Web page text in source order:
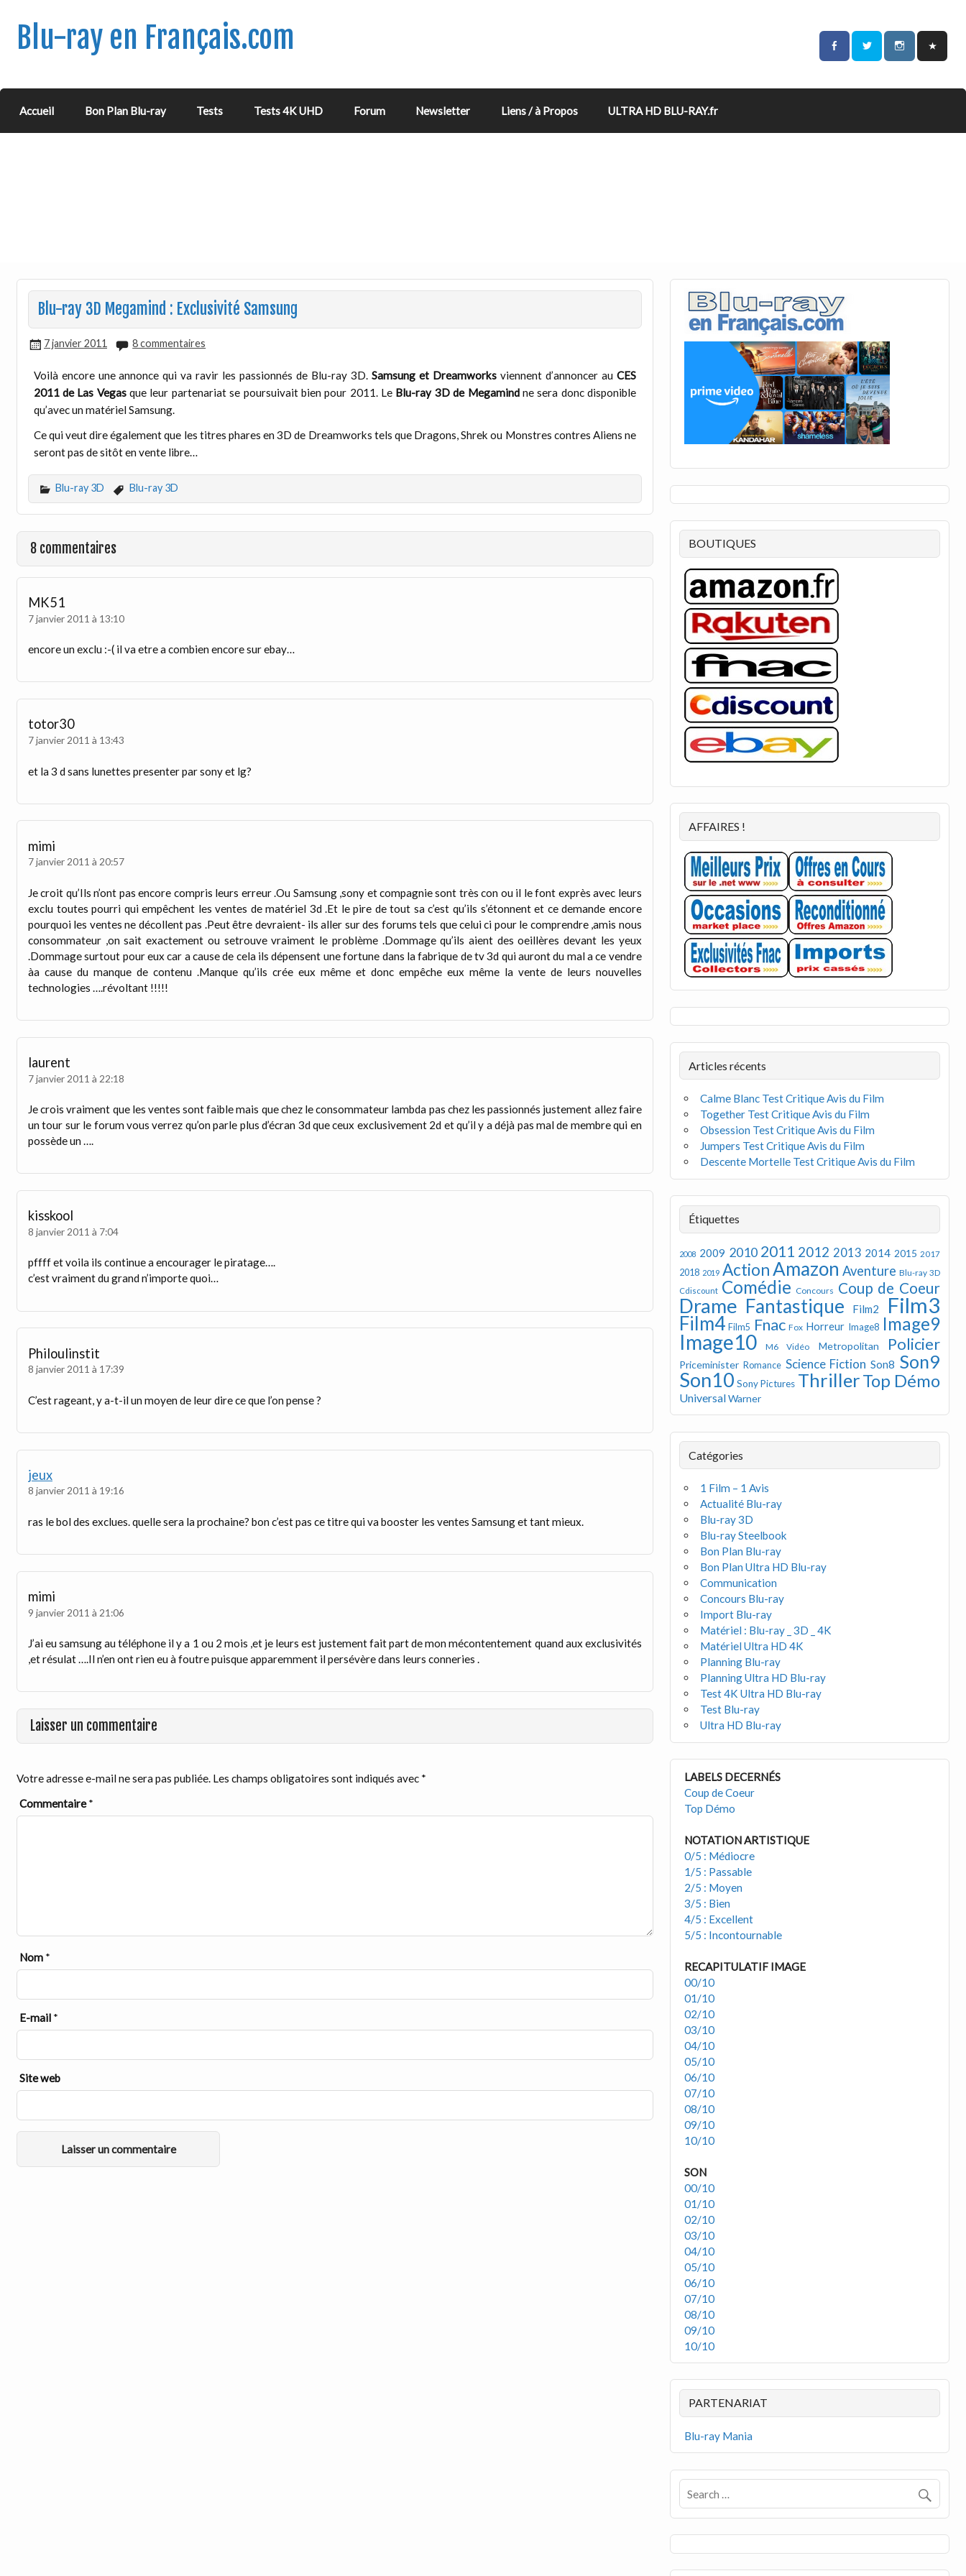
Blu-ray en Français.com
Accueil Bon Plan Blu-ray Tests Tests 4K UHD Forum Newsletter Liens / à Propos ULTRA HD BLU-RAY.fr
Blu-ray 3D Megamind : Exclusivité Samsung
7 janvier 2011 8 commentaires
Voilà encore une annonce qui va ravir les passionnés de Blu-ray 3D.Samsung et Dreamworks viennent d’annoncer auCES
2011 de Las Vegasque leur partenariat se poursuivait bien pour 2011. Le Blu-ray 3D de Megamindne sera donc disponible
qu’avec un matériel Samsung.
Ce qui veut dire également que les titres phares en 3D de Dreamworks tels que Dragons, Shrek ou Monstres contres Aliens ne
seront pas de sitôt en vente libre…
Blu-ray 3D Blu-ray 3D
8 commentaires
MK51
7 janvier 2011 à 13:10
encore un exclu :-( il va etre a combien encore sur ebay…
totor30
7 janvier 2011 à 13:43
et la 3 d sans lunettes presenter par sony et lg?
mimi
7 janvier 2011 à 20:57
Je croit qu’Ils n’ont pas encore compris leurs erreur .Ou Samsung ,sony et compagnie sont très con ou il le font exprès avec leurs
exclu toutes pourri qui empêchent les ventes de matériel 3d .Et le pire de tout sa c’est qu’ils s’étonnent et ce demande encore
pourquoi les ventes ne décollent pas .Peut être devraient- ils aller sur des forums tels que celui ci pour le comprendre ,amis nous
consommateur ,on sait exactement ou setrouve vraiment le problème .Dommage qu’ils aient des oeillères devant les yeux
.Dommage surtout pour eux car a cause de cela ils dépensent une fortune dans la fabrique de tv 3d qui auront du mal a ce vendre
àa cause du manque de contenu .Manque qu’ils crée eux même et donc empêche eux même la vente de leurs nouvelles
technologies ….révoltant !!!!!
laurent
7 janvier 2011 à 22:18
Je crois vraiment que les ventes sont faible mais que chez le consommateur lambda pas chez les passionnés justement allez faire
un tour sur le forum vous verrez qu’on parle plus d’écran 3d que ceux exclusivement 2d et qu’il y a déjà pas mal de membre qui en
possède un ….
kisskool
8 janvier 2011 à 7:04
pffff et voila ils continue a encourager le piratage….
c’est vraiment du grand n’importe quoi…
Philoulinstit
8 janvier 2011 à 17:39
C’est rageant, y a-t-il un moyen de leur dire ce que l’on pense ?
jeux
8 janvier 2011 à 19:16
ras le bol des exclues. quelle sera la prochaine? bon c’est pas ce titre qui va booster les ventes Samsung et tant mieux.
mimi
9 janvier 2011 à 21:06
J’ai eu samsung au téléphone il y a 1 ou 2 mois ,et je leurs est justement fait part de mon mécontentement quand aux exclusivités
,et résulat ….Il n’en ont rien eu à foutre puisque apparemment il persévère dans leurs conneries .
Laisser un commentaire
Votre adresse e-mail ne sera pas publiée. Les champs obligatoires sont indiqués avec *
Commentaire*
Nom *
E-mail *
Site web
BOUTIQUES
AFFAIRES !
Articles récents
Calme Blanc Test Critique Avis du Film
Together Test Critique Avis du Film
Obsession Test Critique Avis du Film
Jumpers Test Critique Avis du Film
Descente Mortelle Test Critique Avis du Film
Étiquettes
2008 2009 2010 2011 2012 2013 2014 2015 2017
2018 2019 ActionAmazon Aventure Blu-ray 3D
Cdiscount Comédie Concours Coup de Coeur
Drame Fantastique Film2 Film3
Film4 Film5 Fnac Fox Horreur Image8 Image9
Image10 M6 Vidéo Metropolitan Policier
Priceminister Romance Science Fiction Son8 Son9
Son10 Sony Pictures ThrillerTop Démo
UniversalWarner
Catégories
1 Film – 1 Avis
Actualité Blu-ray
Blu-ray 3D
Blu-ray Steelbook
Bon Plan Blu-ray
Bon Plan Ultra HD Blu-ray
Communication
Concours Blu-ray
Import Blu-ray
Matériel : Blu-ray _ 3D _ 4K
Matériel Ultra HD 4K
Planning Blu-ray
Planning Ultra HD Blu-ray
Test 4K Ultra HD Blu-ray
Test Blu-ray
Ultra HD Blu-ray
LABELS DECERNÉS
Coup de Coeur
Top Démo
NOTATION ARTISTIQUE
0/5 : Médiocre
1/5 : Passable
2/5 : Moyen
3/5 : Bien
4/5 : Excellent
5/5 : Incontournable
RECAPITULATIF IMAGE
00/10
01/10
02/10
03/10
04/10
05/10
06/10
07/10
08/10
09/10
10/10
SON
00/10
01/10
02/10
03/10
04/10
05/10
06/10
07/10
08/10
09/10
10/10
PARTENARIAT
Blu-ray Mania